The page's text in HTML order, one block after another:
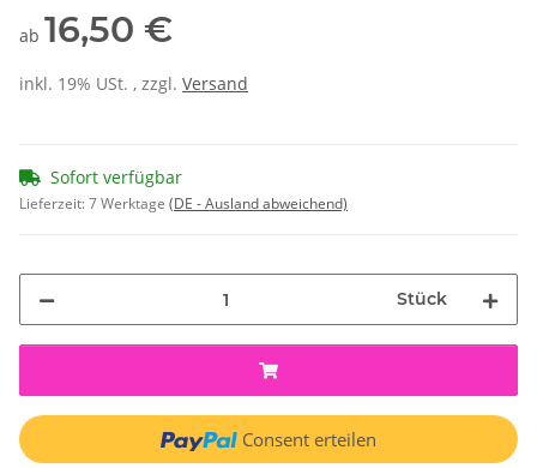
ab 16,50 €
inkl. 19% USt. , zzgl. Versand
Sofort verfügbar
Lieferzeit:7 Werktage (DE - Ausland abweichend)
Stück
Consent erteilen